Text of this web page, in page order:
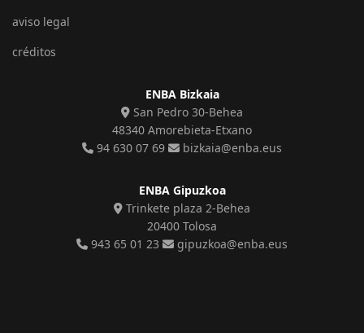
aviso legal
créditos
ENBA Bizkaia
San Pedro 30-Behea
48340 Amorebieta-Etxano
94 630 07 69
bizkaia@enba.eus
ENBA Gipuzkoa
Trinkete plaza 2-Behea
20400 Tolosa
943 65 01 23
gipuzkoa@enba.eus